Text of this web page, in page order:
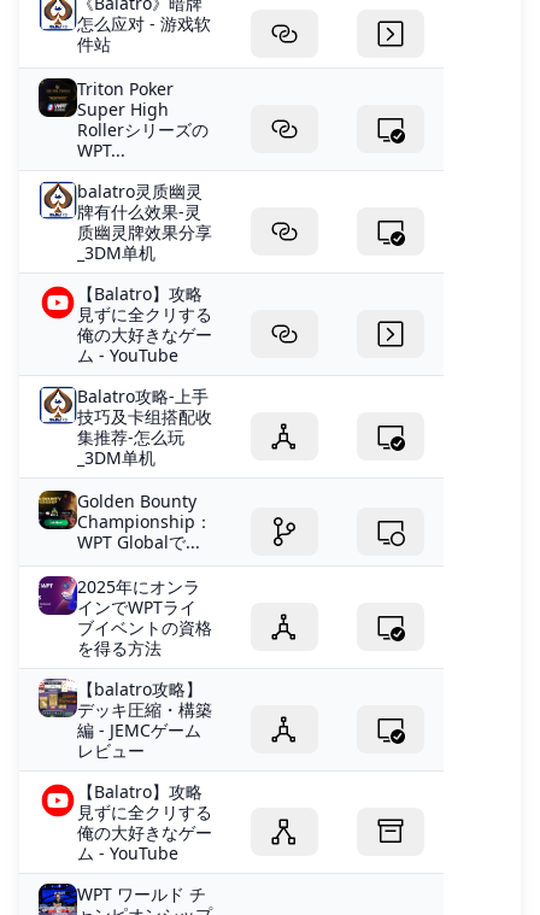
怎么应对 - 游戏软
件站
Triton Poker
Super High
Rollerシリーズの
WPT...
balatro灵质幽灵
牌有什么效果-灵
质幽灵牌效果分享
_3DM单机
【Balatro】攻略
見ずに全クリする
俺の大好きなゲー
ム - YouTube
Balatro攻略-上手
技巧及卡组搭配收
集推荐-怎么玩
_3DM单机
Golden Bounty
Championship：
WPT​​ Globalで...
2025年にオンラ
インでWPTライ
ブイベントの資格
を得る方法
【balatro攻略】
デッキ圧縮・構築
編 - JEMCゲーム
レビュー
【Balatro】攻略
見ずに全クリする
俺の大好きなゲー
ム - YouTube
WPT ワールド チ